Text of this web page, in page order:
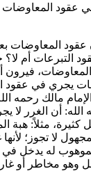
عقود المعاوضات
عقود المعاوضات
التبرعات أم لا؟
فيرون
يجري في عقود
مالك رحمه
الله: أن الغرر لا
مثلاً: هبة
لا تجوز؛
له يدخل في
وهو مخاطر أو